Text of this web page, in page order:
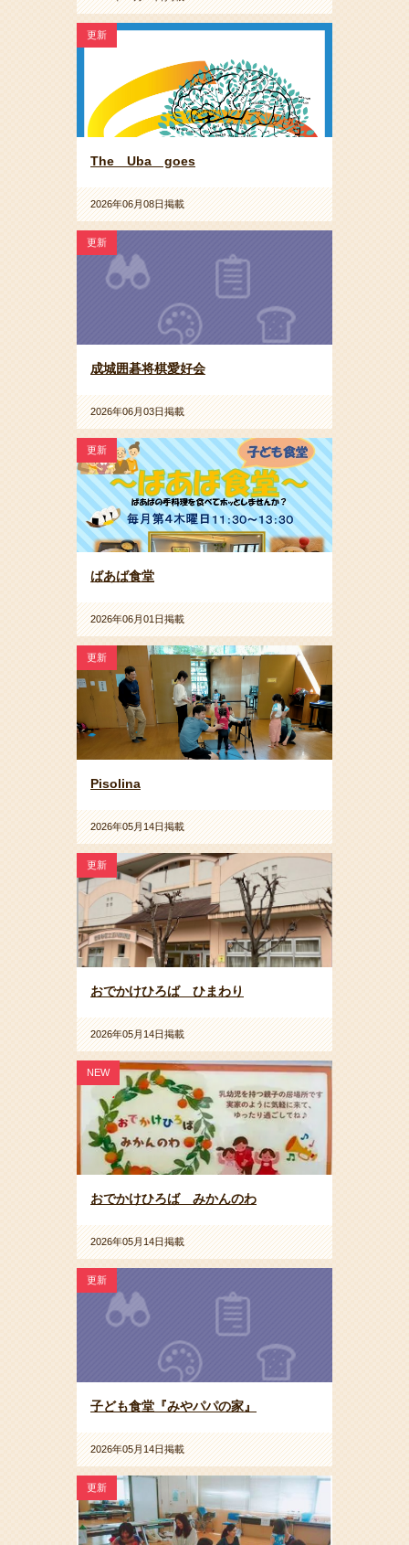
更新
The Uba goes
2026年06月08日掲載
更新
成城囲碁将棋愛好会
2026年06月03日掲載
更新
ばあば食堂
2026年06月01日掲載
更新
Pisolina
2026年05月14日掲載
更新
おでかけひろば ひまわり
2026年05月14日掲載
NEW
おでかけひろば みかんのわ
2026年05月14日掲載
更新
子ども食堂『みやパパの家』
2026年05月14日掲載
更新